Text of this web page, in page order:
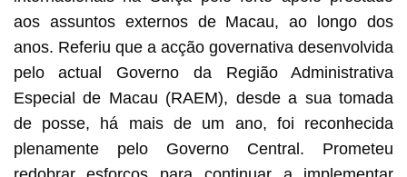
aos assuntos externos de Macau, ao longo dos
anos. Referiu que a acção governativa desenvolvida
pelo actual Governo da Região Administrativa
Especial de Macau (RAEM), desde a sua tomada
de posse, há mais de um ano, foi reconhecida
plenamente pelo Governo Central. Prometeu